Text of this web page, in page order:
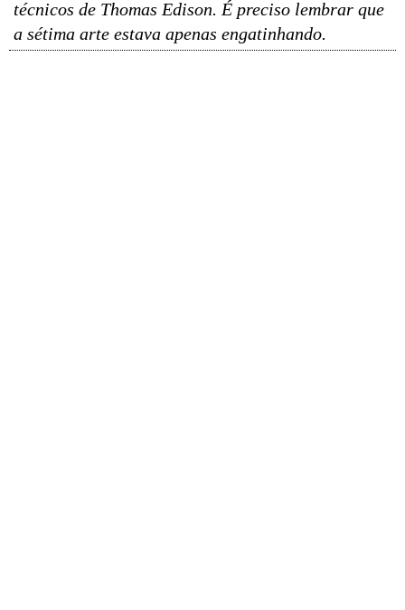
técnicos de Thomas Edison. É preciso lembrar que
a sétima arte estava apenas engatinhando.